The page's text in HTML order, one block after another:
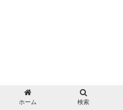
ホーム 検索